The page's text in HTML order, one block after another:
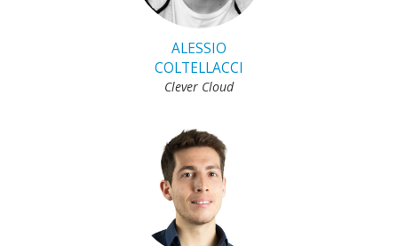
ALESSIO
COLTELLACCI
Clever Cloud